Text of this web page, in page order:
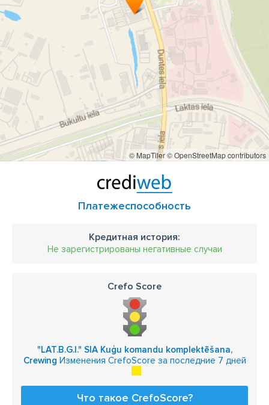
© MapTiler© OpenStreetMap contributors
Платежеспособность
Кредитная история:
Не зарегистрированы негативные случаи
Crefo Score
"LAT.B.G.I." SIA Kuģu komandu komplektēšana,
Crewing Изменения CrefoScore за последние 7 дней
Что такое CrefoScore?